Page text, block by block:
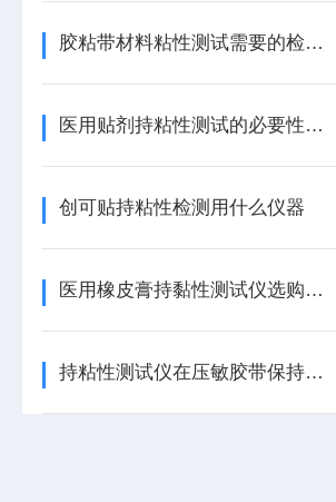
胶粘带材料粘性测试需要的检测仪器都有哪些？
医用贴剂持粘性测试的必要性及测试方法
创可贴持粘性检测用什么仪器
医用橡皮膏持黏性测试仪选购指南
持粘性测试仪在压敏胶带保持力中的实际应用